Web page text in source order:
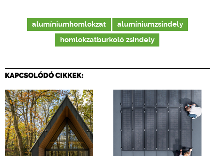
alumíniumhomlokzat
alumíniumzsindely
homlokzatburkoló zsindely
KAPCSOLÓDÓ CIKKEK: